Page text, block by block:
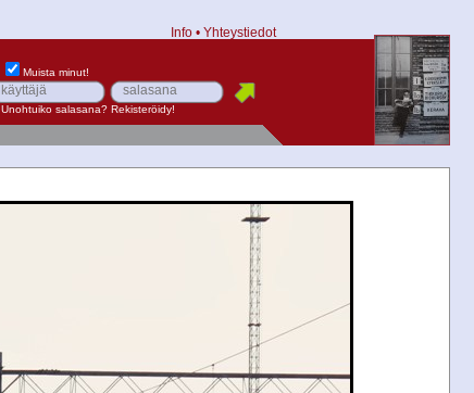
Info • Yhteystiedot
Muista minut!
Unohtuiko salasana? Rekisteröidy!